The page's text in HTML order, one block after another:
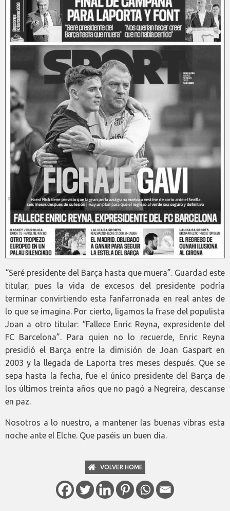
“Seré presidente del Barça hasta que muera”. Guardad este
titular, pues la vida de excesos del presidente podría
terminar convirtiendo esta fanfarronada en real antes de
lo que se imagina. Por cierto, ligamos la frase del populista
Joan a otro titular: “Fallece Enric Reyna, expresidente del
FC Barcelona”. Para quien no lo recuerde, Enric Reyna
presidió el Barça entre la dimisión de Joan Gaspart en
2003 y la llegada de Laporta tres meses después. Que se
sepa hasta la fecha, fue el único presidente del Barça de
los últimos treinta años que no pagó a Negreira, descanse
en paz.
Nosotros a lo nuestro, a mantener las buenas vibras esta
noche ante el Elche. Que paséis un buen día.
VOLVER HOME